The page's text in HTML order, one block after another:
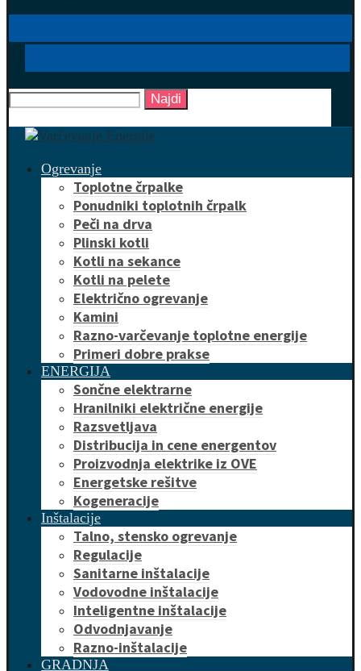
Najdi
Ogrevanje
Toplotne črpalke
Ponudniki toplotnih črpalk
Peči na drva
Plinski kotli
Kotli na sekance
Kotli na pelete
Električno ogrevanje
Kamini
Razno-varčevanje toplotne energije
Primeri dobre prakse
ENERGIJA
Sončne elektrarne
Hranilniki električne energije
Razsvetljava
Distribucija in cene energentov
Proizvodnja elektrike iz OVE
Energetske rešitve
Kogeneracije
Inštalacije
Talno, stensko ogrevanje
Regulacije
Sanitarne inštalacije
Vodovodne inštalacije
Inteligentne inštalacije
Odvodnjavanje
Razno-inštalacije
GRADNJA